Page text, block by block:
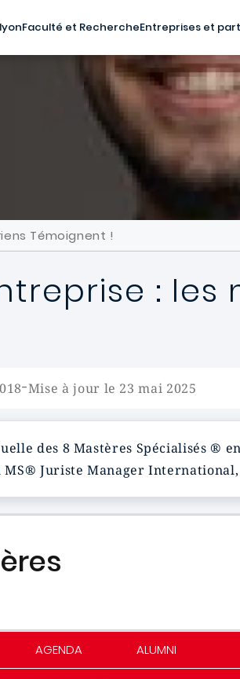
Faculté et RechercheEntreprises et
Témoignent !
:
-Mise à jour le 23 mai 2025
des 8 Mastères Spécialisés ®
Juriste Manager
AGENDA ALUMNI